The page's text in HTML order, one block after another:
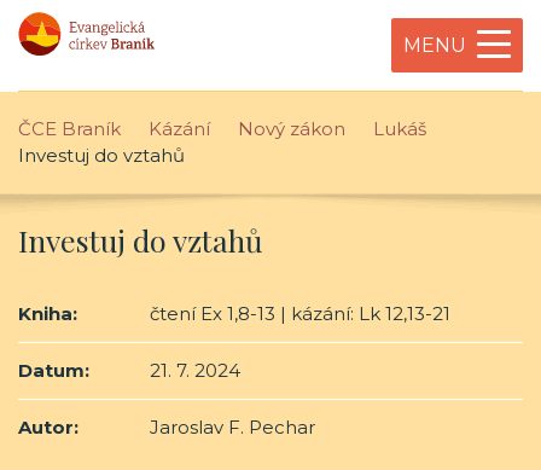
MENU
ČCE Braník Kázání Nový zákon
Lukáš
Investuj do vztahů
Investuj do vztahů
Kniha: čtení Ex 1,8-13 | kázání: Lk 12,13-21
Datum: 21. 7. 2024
Autor: Jaroslav F. Pechar